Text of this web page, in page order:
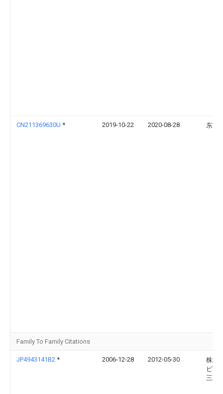
CN211369630U * 2019-10-22 2020-08-28 东南
Family To Family Citations
JP4943141B2 * 2006-12-28 2012-05-30
株式
ピー
三菱